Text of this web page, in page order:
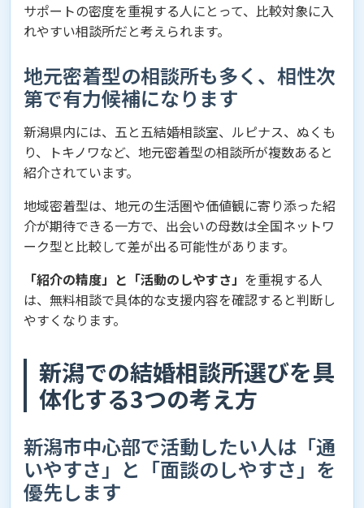
サポートの密度を重視する人にとって、比較対象に入
れやすい相談所だと考えられます。
地元密着型の相談所も多く、相性次
第で有力候補になります
新潟県内には、五と五結婚相談室、ルピナス、ぬくも
り、トキノワなど、地元密着型の相談所が複数あると
紹介されています。
地域密着型は、地元の生活圏や価値観に寄り添った紹
介が期待できる一方で、出会いの母数は全国ネットワ
ーク型と比較して差が出る可能性があります。
「紹介の精度」と「活動のしやすさ」 を重視する人
は、無料相談で具体的な支援内容を確認すると判断し
やすくなります。
新潟での結婚相談所選びを具
体化する3つの考え方
新潟市中心部で活動したい人は「通
いやすさ」と「面談のしやすさ」を
優先します